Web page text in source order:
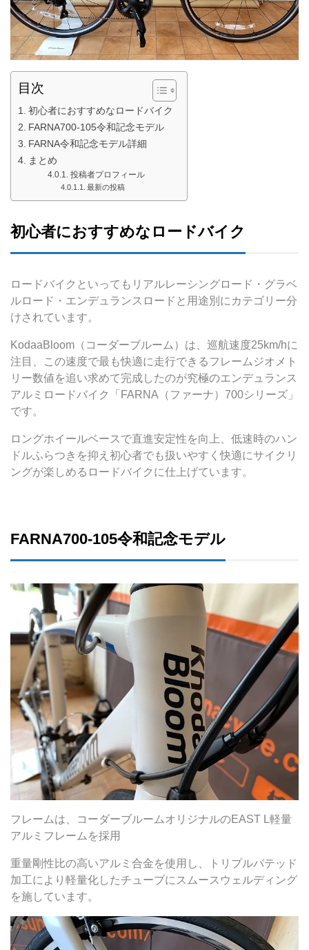
目次
初心者におすすめなロードバイク
FARNA700-105令和記念モデル
FARNA令和記念モデル詳細
まとめ
投稿者プロフィール
最新の投稿
初心者におすすめなロードバイク
ロードバイクといってもリアルレーシングロード・グラベ
ルロード・エンデュランスロードと用途別にカテゴリー分
けされています。
KodaaBloom（コーダーブルーム）は、巡航速度25km/hに
注目、この速度で最も快適に走行できるフレームジオメト
リー数値を追い求めて完成したのが究極のエンデュランス
アルミロードバイク「FARNA（ファーナ）700シリーズ」
です。
ロングホイールベースで直進安定性を向上、低速時のハン
ドルふらつきを抑え初心者でも扱いやすく快適にサイクリ
ングが楽しめるロードバイクに仕上げています。
FARNA700-105令和記念モデル
フレームは、コーダーブルームオリジナルのEAST L軽量
アルミフレームを採用
重量剛性比の高いアルミ合金を使用し、トリプルバテッド
加工により軽量化したチューブにスムースウェルディング
を施しています。